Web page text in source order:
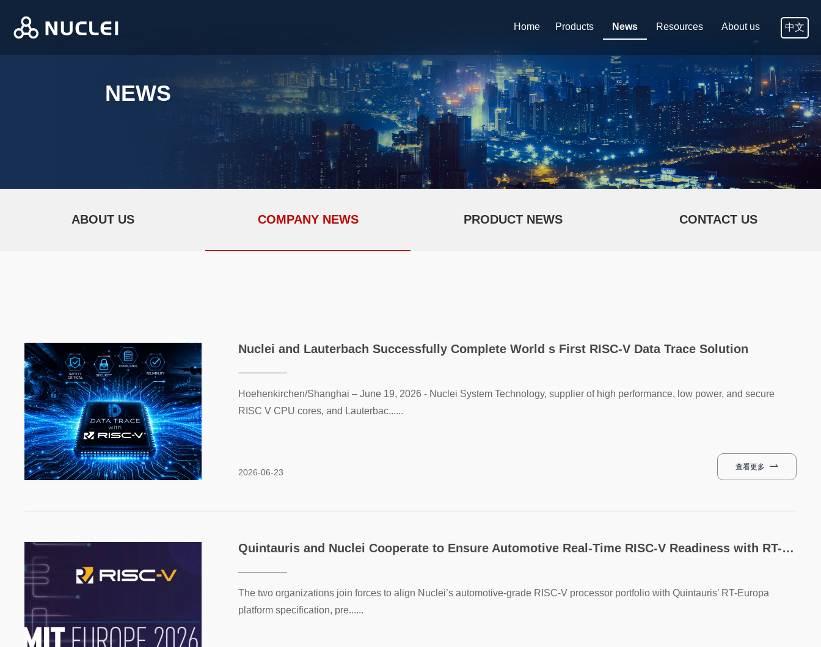
Home Products News Resources About us 中文
NEWS
ABOUT US COMPANY NEWS PRODUCT NEWS CONTACT US
Nuclei and Lauterbach Successfully Complete World s First RISC-V Data Trace Solution
Hoehenkirchen/Shanghai – June 19, 2026 - Nuclei System Technology, supplier of high performance, low power, and secure
RISC V CPU cores, and Lauterbac......
2026-06-23
查看更多
Quintauris and Nuclei Cooperate to Ensure Automotive Real-Time RISC-V Readiness with RT-Europa
The two organizations join forces to align Nuclei’s automotive-grade RISC-V processor portfolio with Quintauris’ RT-Europa
platform specification, pre......